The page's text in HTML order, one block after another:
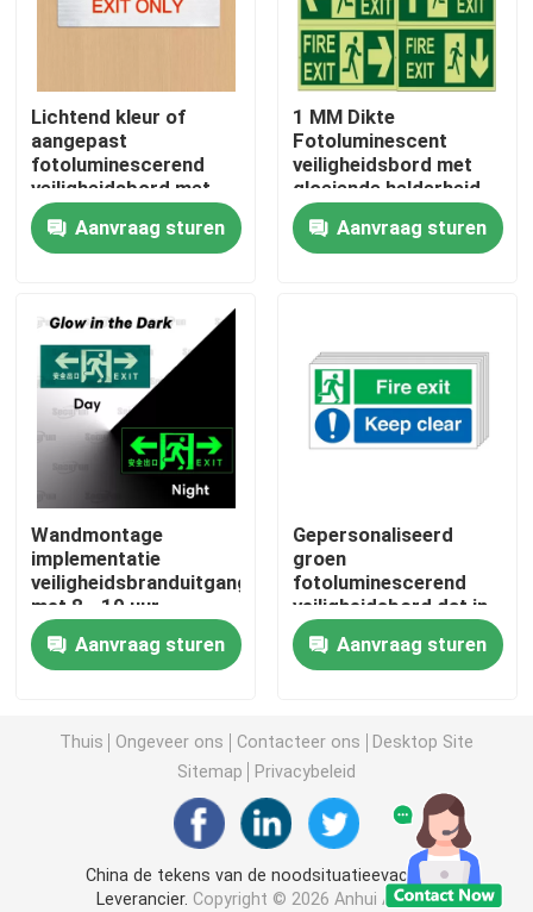
Contacteer ons
Vraag een offerte aan
Fotoluminescent Veiligheidsuitgangsbord
Fotoluminescente Vuurtekens
Fotoluminescente trapneuzen
Fotoluminescente uitgangspadmarkeringen
De lichtgevende Noteringen van de Uitgangsweg
Photoluminescent Strook
Fotoluminescente leuningstrips
Fotoluminescente veiligheidsproducten
Lichtend kleur of
aangepast
fotoluminescerend
veiligheidsbord met
montageapparatuur
Aanvraag sturen
1 MM Dikte
Fotoluminescent
veiligheidsbord met
gloeiende helderheid
Mcd/M2
Aanvraag sturen
Wandmontage
implementatie
veiligheidsbranduitgangstekens
met 8 - 10 uur
lichtduur
Aanvraag sturen
Gepersonaliseerd
groen
fotoluminescerend
veiligheidsbord dat in
het donker gloeit
Aanvraag sturen
Thuis Ongeveer ons Contacteer ons
Desktop Site
Sitemap
Privacybeleid
China de tekens van de noodsituatieevacuatie
Leverancier. Copyright © 2026 Anhui Angran